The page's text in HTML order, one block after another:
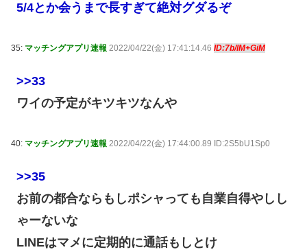
5/4とか会うまで長すぎて絶対グダるぞ
35: マッチングアプリ速報 2022/04/22(金) 17:41:14.46 ID:7b/lM+GiM
>>33
ワイの予定がキツキツなんや
40: マッチングアプリ速報 2022/04/22(金) 17:44:00.89 ID:2S5bU1Sp0
>>35
お前の都合ならもしポシャっても自業自得やしし
ゃーないな
LINEはマメに定期的に通話もしとけ